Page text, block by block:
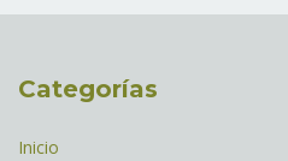
Categorías
Inicio